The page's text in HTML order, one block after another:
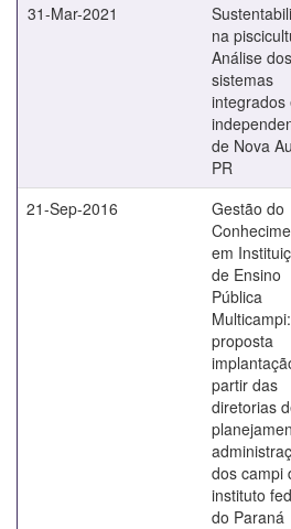
31-Mar-2021
na
Análise dos
sistemas
integrados
de Nova
PR
21-Sep-2016
Gestão do
em
de Ensino
Pública
Multicampi:
proposta
partir das
diretorias
dos campi
instituto
do Paraná